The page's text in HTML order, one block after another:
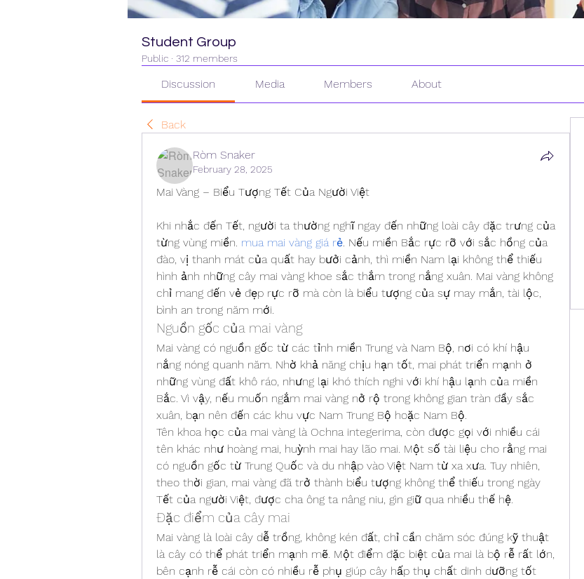
Student Group
Public · 312 members
Discussion Media Members About
Back
Ròm Snaker
February 28, 2025
Mai Vàng – Biểu Tượng Tết Của Người Việt
Khi nhắc đến Tết, người ta thường nghĩ ngay đến những loài cây đặc trưng của
từng vùng miền. mua mai vàng giá rẻ. Nếu miền Bắc rực rỡ với sắc hồng của
đào, vị thanh mát của quất hay bưởi cảnh, thì miền Nam lại không thể thiếu
hình ảnh những cây mai vàng khoe sắc thắm trong nắng xuân. Mai vàng không
chỉ mang đến vẻ đẹp rực rỡ mà còn là biểu tượng của sự may mắn, tài lộc,
bình an trong năm mới.
Nguồn gốc của mai vàng
Mai vàng có nguồn gốc từ các tỉnh miền Trung và Nam Bộ, nơi có khí hậu
nắng nóng quanh năm. Nhờ khả năng chịu hạn tốt, mai phát triển mạnh ở
những vùng đất khô ráo, nhưng lại khó thích nghi với khí hậu lạnh của miền
Bắc. Vì vậy, nếu muốn ngắm mai vàng nở rộ trong không gian tràn đầy sắc
xuân, bạn nên đến các khu vực Nam Trung Bộ hoặc Nam Bộ.
Tên khoa học của mai vàng là Ochna integerima, còn được gọi với nhiều cái
tên khác như hoàng mai, huỳnh mai hay lão mai. Một số tài liệu cho rằng mai
có nguồn gốc từ Trung Quốc và du nhập vào Việt Nam từ xa xưa. Tuy nhiên,
theo thời gian, mai vàng đã trở thành biểu tượng không thể thiếu trong ngày
Tết của người Việt, được cha ông ta nâng niu, gìn giữ qua nhiều thế hệ.
Đặc điểm của cây mai
Mai vàng là loài cây dễ trồng, không kén đất, chỉ cần chăm sóc đúng kỹ thuật
là cây có thể phát triển mạnh mẽ. Một điểm đặc biệt của mai là bộ rễ rất lớn,
bên cạnh rễ cái còn có nhiều rễ phụ giúp cây hấp thụ chất dinh dưỡng tốt